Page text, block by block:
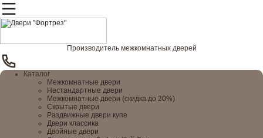
Производитель межкомнатных дверей
Каталог
Межкомнатные двери
Нестандартные двери
Межкомнатные двери (скидка до 20%)
Скрытые двери
Раздвижные двери купе
Двери классика
Двойные двери